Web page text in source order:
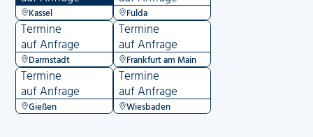
Kassel Fulda
Termine
auf Anfrage
Darmstadt
Termine
auf Anfrage
Frankfurt am Main
Termine
auf Anfrage
Gießen
Termine
auf Anfrage
Wiesbaden